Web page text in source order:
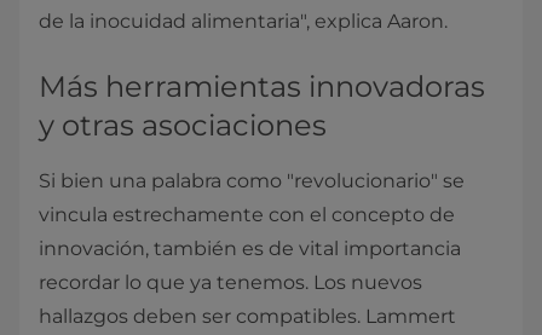
de la inocuidad alimentaria", explica Aaron.
Más herramientas innovadoras
y otras asociaciones
Si bien una palabra como "revolucionario" se
vincula estrechamente con el concepto de
innovación, también es de vital importancia
recordar lo que ya tenemos. Los nuevos
hallazgos deben ser compatibles. Lammert